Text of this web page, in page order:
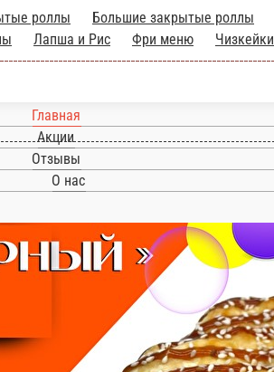
Главная
Акции
Отзывы
О нас
роллы Большие закрытые роллы
Лапша и Рис Фри меню Чизкейки